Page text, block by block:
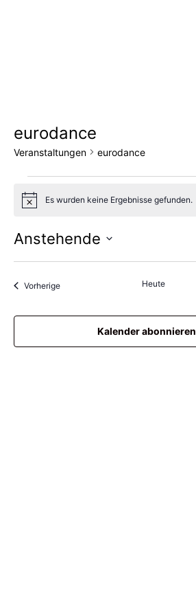
eurodance
Veranstaltungen eurodance
Veranstaltungen
HinweisEs wurden keine Ergebnisse gefunden.
Anstehende
Datum
wählen.
VorherigeVeranstaltungen Heute
Kalender abonnieren